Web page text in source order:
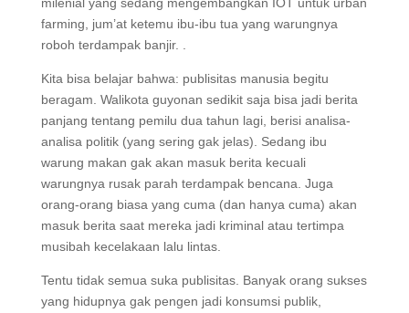
farming, jum’at ketemu ibu-ibu tua yang warungnya
roboh terdampak banjir. .
Kita bisa belajar bahwa: publisitas manusia begitu
beragam. Walikota guyonan sedikit saja bisa jadi berita
panjang tentang pemilu dua tahun lagi, berisi analisa-
analisa politik (yang sering gak jelas). Sedang ibu
warung makan gak akan masuk berita kecuali
warungnya rusak parah terdampak bencana. Juga
orang-orang biasa yang cuma (dan hanya cuma) akan
masuk berita saat mereka jadi kriminal atau tertimpa
musibah kecelakaan lalu lintas.
Tentu tidak semua suka publisitas. Banyak orang sukses
yang hidupnya gak pengen jadi konsumsi publik,